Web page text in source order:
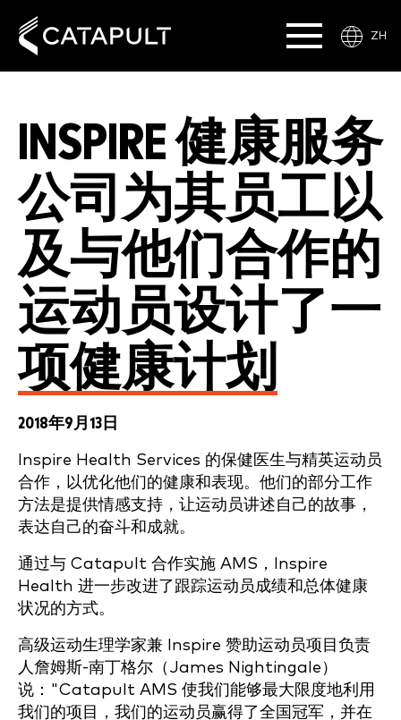
ZH
INSPIRE 健康服务
公司为其员工以
及与他们合作的
运动员设计了一
项健康计划
2018年9月13日
Inspire Health Services 的保健医生与精英运动员
合作，以优化他们的健康和表现。他们的部分工作
方法是提供情感支持，让运动员讲述自己的故事，
表达自己的奋斗和成就。
通过与 Catapult 合作实施 AMS，Inspire
Health 进一步改进了跟踪运动员成绩和总体健康
状况的方式。
高级运动生理学家兼 Inspire 赞助运动员项目负责
人詹姆斯-南丁格尔（James Nightingale）
说："Catapult AMS 使我们能够最大限度地利用
我们的项目，我们的运动员赢得了全国冠军，并在